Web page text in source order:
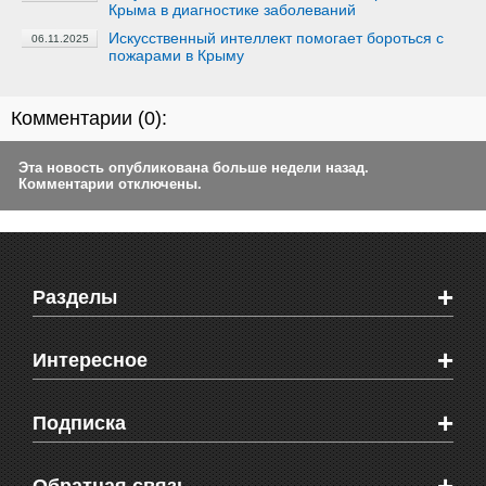
Крыма в диагностике заболеваний
06.11.2025
Искусственный интеллект помогает бороться с
пожарами в Крыму
Комментарии (0):
Эта новость опубликована больше недели назад.
Комментарии отключены.
Разделы +
Новости Феодосии
Новости Крыма
Мировые новости
Объявления
Здоровье
Интересное +
Видео о Феодосии
Веб-камеры Феодосии
Блоги феодосийцев
Подписка +
Печатная версия газеты "Кафа"